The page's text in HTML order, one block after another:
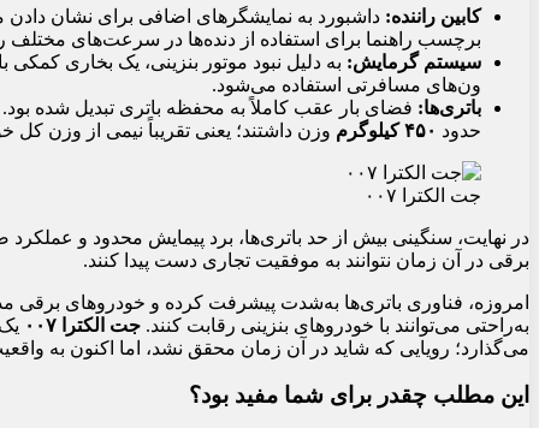
کابین راننده: داشبورد به نمایشگرهای اضافی برای نشان
برچسب راهنما برای استفاده از دنده‌ها در سرعت‌های
سیستم گرمایش: به دلیل نبود موتور بنزینی، یک بخاری کمکی
ون‌های مسافرتی استفاده می‌شود.
باتری‌ها: فضای بار عقب کاملاً به محفظه باتری تبدیل شده
حدود ۴۵۰ کیلوگرم وزن داشتند؛ یعنی تقریباً نیمی از وزن کل
جت الکترا ۰۰۷
در نهایت، سنگینی بیش از حد باتری‌ها، برد پیمایش محدود و
برقی در آن زمان نتوانند به موفقیت تجاری دست پیدا کنند.
امروزه، فناوری باتری‌ها به‌شدت پیشرفت کرده و خودروهای برقی
به‌راحتی می‌توانند با خودروهای بنزینی رقابت کنند. جت الکترا ۰۰۷
می‌گذارد؛ رویایی که شاید در آن زمان محقق نشد، اما اکنون به
این مطلب چقدر برای شما مفید بود؟